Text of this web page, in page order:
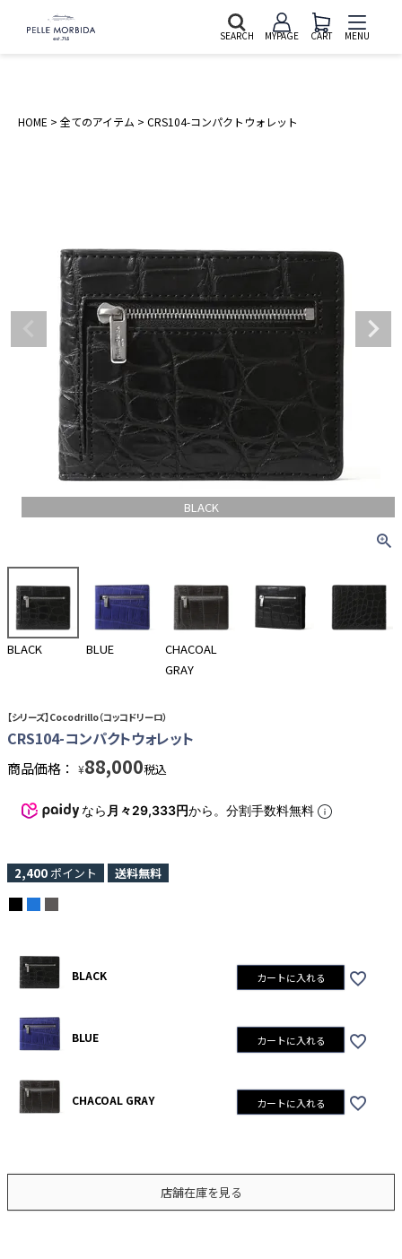
SEARCH MYPAGE CART MENU
HOME 全てのアイテム CRS104-コンパクトウォレット
BLACK
BLACK BLUE
CHACOAL
GRAY
【シリーズ】Cocodrillo（コッコドリーロ）
CRS104-コンパクトウォレット
商品価格： ¥88,000税込
なら 月々29,333円から。分割手数料無料
2,400 ポイント 送料無料
BLACK カートに入れる
BLUE カートに入れる
CHACOAL GRAY カートに入れる
店舗在庫を見る